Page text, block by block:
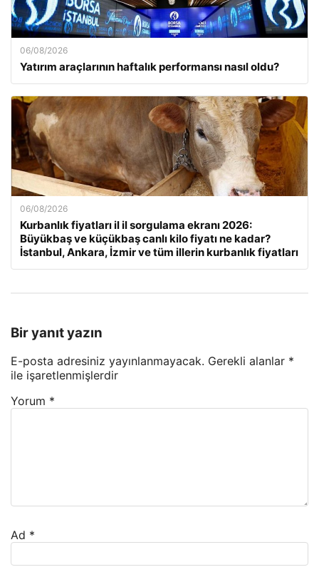
06/08/2026
Yatırım araçlarının haftalık performansı nasıl oldu?
06/08/2026
Kurbanlık fiyatları il il sorgulama ekranı 2026:
Büyükbaş ve küçükbaş canlı kilo fiyatı ne kadar?
İstanbul, Ankara, İzmir ve tüm illerin kurbanlık fiyatları
Bir yanıt yazın
E-posta adresiniz yayınlanmayacak. Gerekli alanlar *
ile işaretlenmişlerdir
Yorum *
Ad *